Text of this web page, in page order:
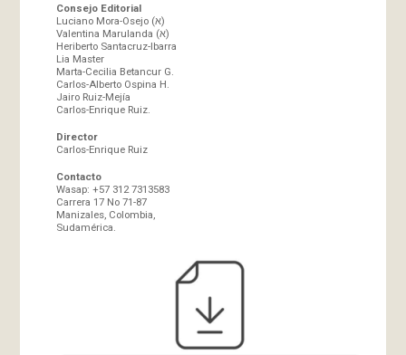
Consejo Editorial
Luciano Mora-Osejo (א)
Valentina Marulanda (א)
Heriberto Santacruz-Ibarra
Lia Master
Marta-Cecilia Betancur G.
Carlos-Alberto Ospina H.
Jairo Ruiz-Mejía
Carlos-Enrique Ruiz.
Director
Carlos-Enrique Ruiz
Contacto
Wasap: +57 312 7313583
Carrera 17 No 71-87
Manizales, Colombia,
Sudamérica.